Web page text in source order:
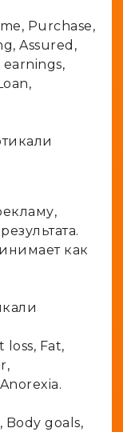
Purchase,
Assured,
как
loss, Fat,
Body goals,